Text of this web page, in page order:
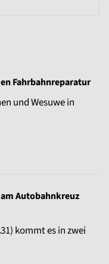
Fahrbahnreparatur
und Wesuwe in
Autobahnkreuz
kommt es in zwei